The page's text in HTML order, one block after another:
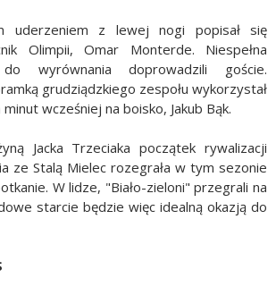
uderzeniem z lewej nogi popisał się
Olimpii, Omar Monterde. Niespełna
wyrównania doprowadzili goście.
grudziądzkiego zespołu wykorzystał
wcześniej na boisko, Jakub Bąk.
Jacka Trzeciaka początek rywalizacji
ze Stalą Mielec rozegrała w tym sezonie
W lidze, "Biało-zieloni" przegrali na
starcie będzie więc idealną okazją do